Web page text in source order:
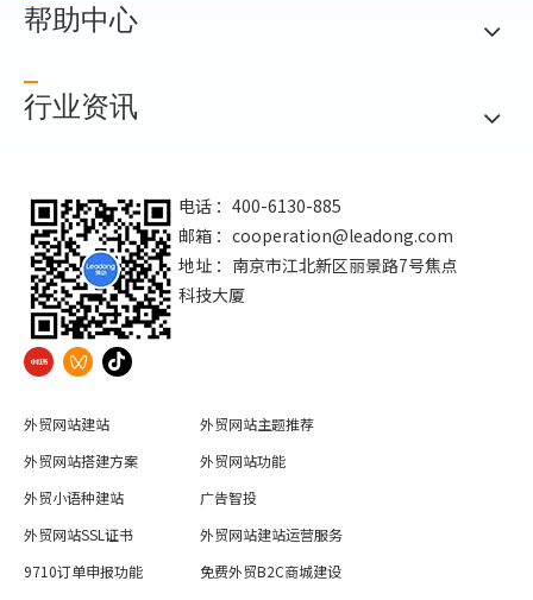
帮助中心
行业资讯
电话 ：400-6130-885
邮箱 ： cooperation@leadong.com
地址 ：南京市江北新区丽景路7号焦点
科技大厦
外贸网站建站
外贸网站主题推荐
外贸网站搭建方案
外贸网站功能
外贸小语种建站
广告智投
外贸网站SSL证书
外贸网站建站运营服务
9710订单申报功能
免费外贸B2C商城建设